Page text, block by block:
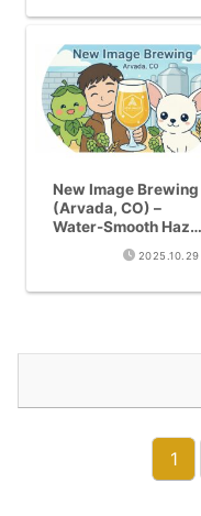
New Image Brewing
(Arvada, CO) –
Water-Smooth Hazy
2025.10.29
1